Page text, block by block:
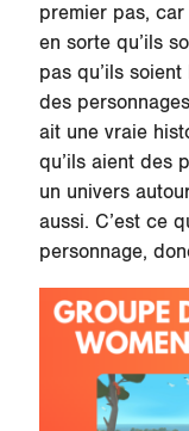
premier pas,
en sorte qu’ils
pas qu’ils
des
ait une vraie
qu’ils aient des
un univers
aussi. C’est ce
personnage,